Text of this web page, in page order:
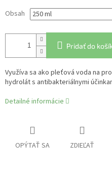
Obsah
Pridať do
Využíva sa ako pleťová voda na
hydrolát s antibakteriálnymi
Detailné informácie
OPÝTAŤ SA ZDIEĽAŤ